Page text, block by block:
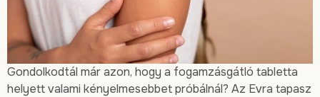
Gondolkodtál már azon, hogy a fogamzásgátló tabletta
helyett valami kényelmesebbet próbálnál? Az Evra tapasz